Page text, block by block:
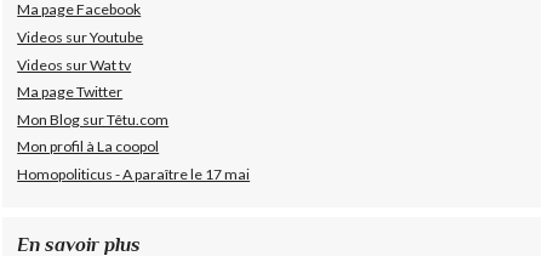
Ma page Facebook
Videos sur Youtube
Videos sur Wat tv
Ma page Twitter
Mon Blog sur Têtu.com
Mon profil à La coopol
Homopoliticus - A paraître le 17 mai
En savoir plus